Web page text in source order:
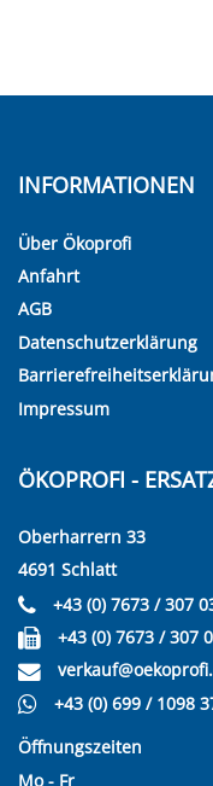
INFORMATIONEN
Über Ökoprofi
Anfahrt
AGB
Datenschutzerklärung
Impressum
ÖKOPROFI -
Oberharrern 33
4691 Schlatt
+43 (0) 7673 / 307
+43 (0) 7673 / 307
+43 (0) 699 / 1098
Öffnungszeiten
Mo - Fr